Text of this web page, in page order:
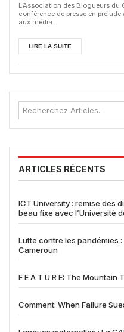
L’Association des Blogueurs
conférence de presse en
aux média...
LIRE LA SUITE
ARTICLES RÉCENTS
ICT University : remise des
beau fixe avec l’Université
Lutte contre les pandémies
Cameroun
F E A T U R E: The
Comment: When Failure